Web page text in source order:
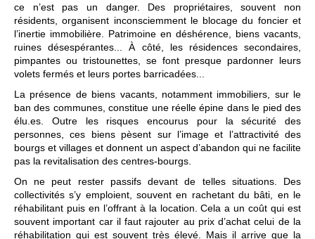
ce n’est pas un danger. Des propriétaires, souvent non
résidents, organisent inconsciemment le blocage du foncier et
l’inertie immobilière. Patrimoine en déshérence, biens vacants,
ruines désespérantes... À côté, les résidences secondaires,
pimpantes ou tristounettes, se font presque pardonner leurs
volets fermés et leurs portes barricadées...
La présence de biens vacants, notamment immobiliers, sur le
ban des communes, constitue une réelle épine dans le pied des
élu.es. Outre les risques encourus pour la sécurité des
personnes, ces biens pèsent sur l’image et l’attractivité des
bourgs et villages et donnent un aspect d’abandon qui ne facilite
pas la revitalisation des centres-bourgs.
On ne peut rester passifs devant de telles situations. Des
collectivités s’y emploient, souvent en rachetant du bâti, en le
réhabilitant puis en l’offrant à la location. Cela a un coût qui est
souvent important car il faut rajouter au prix d’achat celui de la
réhabilitation qui est souvent très élevé. Mais il arrive que la